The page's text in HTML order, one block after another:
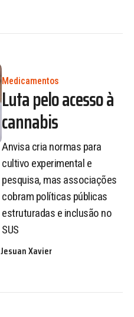
Medicamentos
Luta pelo acesso à
cannabis
Anvisa cria normas para
cultivo experimental e
pesquisa, mas associações
cobram políticas públicas
estruturadas e inclusão no
SUS
Jesuan Xavier